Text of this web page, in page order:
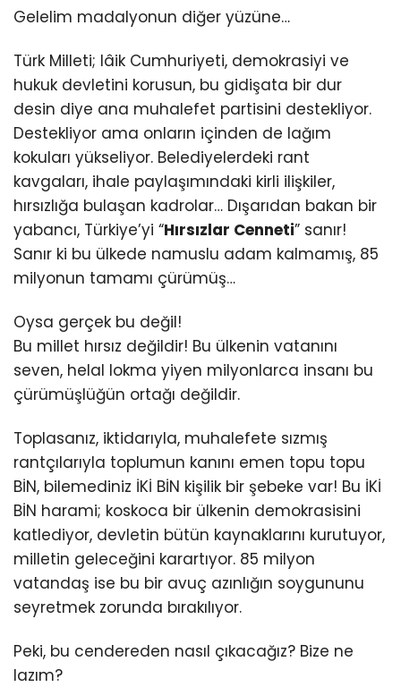
Gelelim madalyonun diğer yüzüne…
Türk Milleti; lâik Cumhuriyeti, demokrasiyi ve
hukuk devletini korusun, bu gidişata bir dur
desin diye ana muhalefet partisini destekliyor.
Destekliyor ama onların içinden de lağım
kokuları yükseliyor. Belediyelerdeki rant
kavgaları, ihale paylaşımındaki kirli ilişkiler,
hırsızlığa bulaşan kadrolar… Dışarıdan bakan bir
yabancı, Türkiye’yi “Hırsızlar Cenneti” sanır!
Sanır ki bu ülkede namuslu adam kalmamış, 85
milyonun tamamı çürümüş…
Oysa gerçek bu değil!
Bu millet hırsız değildir! Bu ülkenin vatanını
seven, helal lokma yiyen milyonlarca insanı bu
çürümüşlüğün ortağı değildir.
Toplasanız, iktidarıyla, muhalefete sızmış
rantçılarıyla toplumun kanını emen topu topu
BİN, bilemediniz İKİ BİN kişilik bir şebeke var! Bu İKİ
BİN harami; koskoca bir ülkenin demokrasisini
katlediyor, devletin bütün kaynaklarını kurutuyor,
milletin geleceğini karartıyor. 85 milyon
vatandaş ise bu bir avuç azınlığın soygununu
seyretmek zorunda bırakılıyor.
Peki, bu cendereden nasıl çıkacağız? Bize ne
lazım?